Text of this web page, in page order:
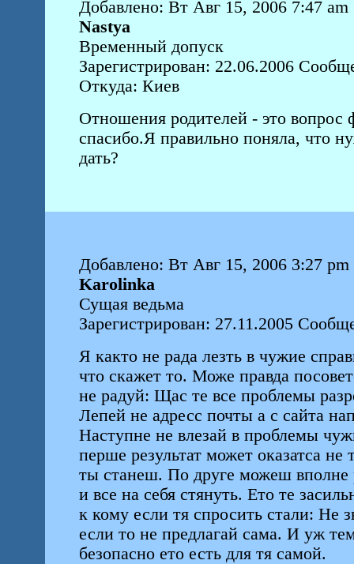
Добавлено: Вт Авг 15, 2006 7:47 am
Nastya
Временный допуск
Зарегистрирован: 22.06.2006
Откуда: Киев
Отношения родителей - это
спасибо.Я правильно поняла, что
дать?
Добавлено: Вт Авг 15, 2006 3:27 pm
Karolinka
Сущая ведьма
Зарегистрирован: 27.11.2005
Я както не рада лезть в чужие
что скажет то. Може правда
не радуй: Щас те все проблемы
Лепей не адресс почты а с сайта
Наступне не влезай в проблемы
перше результат может оказатса
ты станеш. По друге можеш вполне
и все на себя стянуть. Ето те
к кому если тя спросить стали: Не
если то не предлагай сама. И уж
безопасно ето есть для тя самой.